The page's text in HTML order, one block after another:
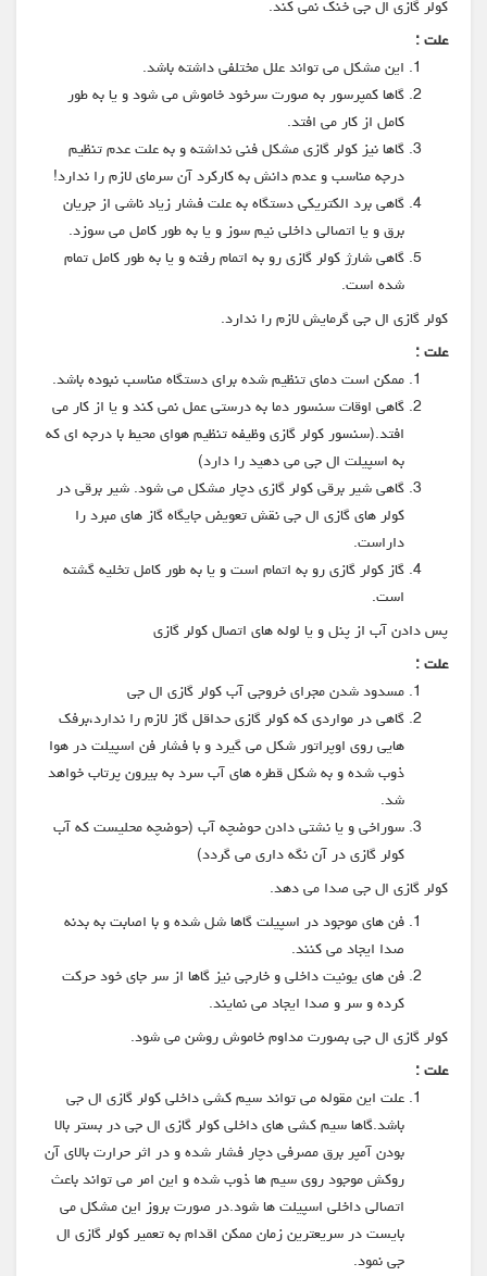
کولر گازی ال جی خنک نمی کند.
علت :
این مشکل می تواند علل مختلفی داشته باشد.
گاها کمپرسور به صورت سرخود خاموش می شود و یا به طور
کامل از کار می افتد.
گاها نیز کولر گازی مشکل فنی نداشته و به علت عدم تنظیم
درجه مناسب و عدم دانش به کارکرد آن سرمای لازم را ندارد!
گاهی برد الکتریکی دستگاه به علت فشار زیاد ناشی از جریان
برق و یا اتصالی داخلی نیم سوز و یا به طور کامل می سوزد.
گاهی شارژ کولر گازی رو به اتمام رفته و یا به طور کامل تمام
شده است.
کولر گازی ال جی گرمایش لازم را ندارد.
علت :
ممکن است دمای تنظیم شده برای دستگاه مناسب نبوده باشد.
گاهی اوقات سنسور دما به درستی عمل نمی کند و یا از کار می
افتد.(سنسور کولر گازی وظیفه تنظیم هوای محیط با درجه ای که
به اسپیلت ال جی می دهید را دارد)
گاهی شیر برقی کولر گازی دچار مشکل می شود. شیر برقی در
کولر های گازی ال جی نقش تعویض جایگاه گاز های مبرد را
داراست.
گاز کولر گازی رو به اتمام است و یا به طور کامل تخلیه گشته
است.
پس دادن آب از پنل و یا لوله های اتصال کولر گازی
علت :
مسدود شدن مجرای خروجی آب کولر گازی ال جی
گاهی در مواردی که کولر گازی حداقل گاز لازم را ندارد،برفک
هایی روی اوپراتور شکل می گیرد و با فشار فن اسپیلت در هوا
ذوب شده و به شکل قطره های آب سرد به بیرون پرتاب خواهد
شد.
سوراخی و یا نشتی دادن حوضچه آب (حوضچه محلیست که آب
کولر گازی در آن نگه داری می گردد)
کولر گازی ال جی صدا می دهد.
فن های موجود در اسپیلت گاها شل شده و با اصابت به بدنه
صدا ایجاد می کنند.
فن های یونیت داخلی و خارجی نیز گاها از سر جای خود حرکت
کرده و سر و صدا ایجاد می نمایند.
کولر گازی ال جی بصورت مداوم خاموش روشن می شود.
علت :
علت این مقوله می تواند سیم کشی داخلی کولر گازی ال جی
باشد.گاها سیم کشی های داخلی کولر گازی ال جی در بستر بالا
بودن آمپر برق مصرفی دچار فشار شده و در اثر حرارت بالای آن
روکش موجود روی سیم ها ذوب شده و این امر می تواند باعث
اتصالی داخلی اسپیلت ها شود.در صورت بروز این مشکل می
بایست در سریعترین زمان ممکن اقدام به تعمیر کولر گازی ال
جی نمود.